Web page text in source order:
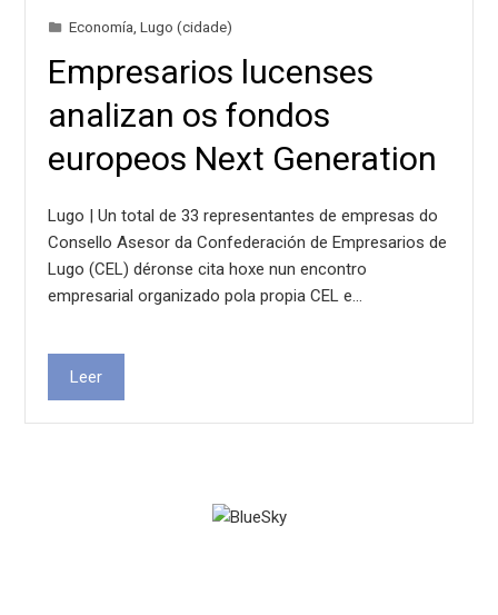
Economía ,Lugo (cidade)
Empresarios lucenses
analizan os fondos
europeos Next Generation
Lugo | Un total de 33 representantes de empresas do
Consello Asesor da Confederación de Empresarios de
Lugo (CEL) déronse cita hoxe nun encontro
empresarial organizado pola propia CEL e…
Leer